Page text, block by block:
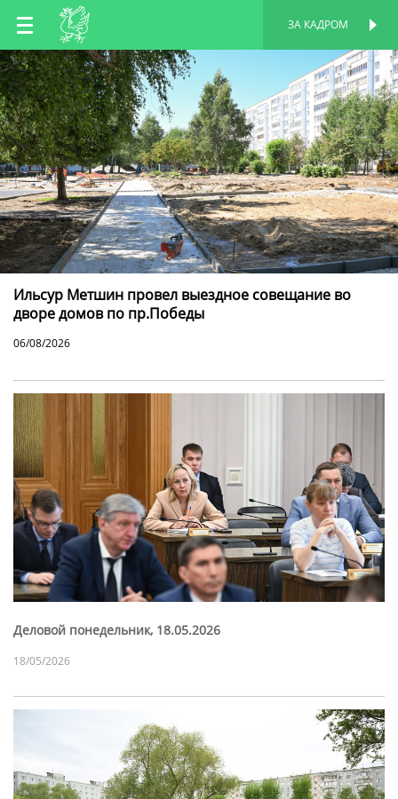
RU
EN
TT
ЗА КАДРОМ
Ильсур Метшин провел выездное совещание во
дворе домов по пр.Победы
06/08/2026
Деловой понедельник, 18.05.2026
18/05/2026
ПЕРСОНАЛЬНАЯ
СТРАНИЦА